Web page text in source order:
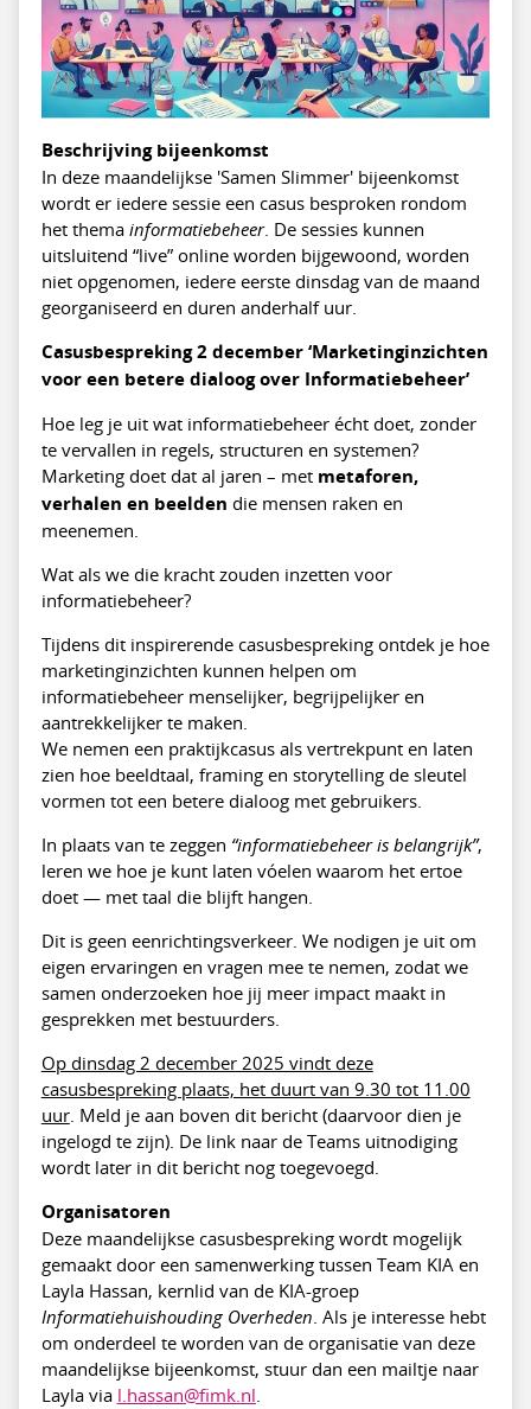
Beschrijving bijeenkomst
In deze maandelijkse 'Samen Slimmer' bijeenkomst
wordt er iedere sessie een casus besproken rondom
het themainformatiebeheer. De sessies kunnen
uitsluitend “live” online worden bijgewoond, worden
niet opgenomen, iedere eerste dinsdag van de maand
georganiseerd en duren anderhalf uur.
Casusbespreking 2 december ‘Marketinginzichten
voor een betere dialoog over Informatiebeheer’
Hoe leg je uit wat informatiebeheer écht doet, zonder
te vervallen in regels, structuren en systemen?
Marketing doet dat al jaren – met metaforen,
verhalen en beelden die mensen raken en
meenemen.
Wat als we die kracht zouden inzetten voor
informatiebeheer?
Tijdens dit inspirerende casusbespreking ontdek je hoe
marketinginzichten kunnen helpen om
informatiebeheer menselijker, begrijpelijker en
aantrekkelijker te maken.
We nemen een praktijkcasus als vertrekpunt en laten
zien hoe beeldtaal, framing en storytelling de sleutel
vormen tot een betere dialoog met gebruikers.
In plaats van te zeggen “informatiebeheer is belangrijk”,
leren we hoe je kunt laten vóelen waarom het ertoe
doet — met taal die blijft hangen.
Dit is geen eenrichtingsverkeer. We nodigen je uit om
eigen ervaringen en vragen mee te nemen, zodat we
samen onderzoeken hoe jij meer impact maakt in
gesprekken met bestuurders.
Op dinsdag 2 december 2025 vindt deze
casusbespreking plaats, het duurt van 9.30 tot 11.00
uur. Meld je aan boven dit bericht (daarvoor dien je
ingelogd te zijn). De link naar de Teams uitnodiging
wordt later in dit bericht nog toegevoegd.
Organisatoren
Deze maandelijkse casusbespreking wordt mogelijk
gemaakt door een samenwerking tussen Team KIA en
Layla Hassan, kernlid van de KIA-groep
Informatiehuishouding Overheden. Als je interesse hebt
om onderdeel te worden van de organisatie van deze
maandelijkse bijeenkomst, stuur dan een mailtje naar
Layla via l.hassan@fimk.nl.